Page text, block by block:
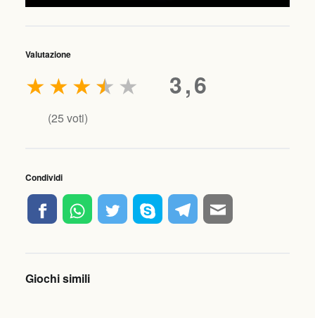
Valutazione
3,6
★
★
★
★
★
(25 voti)
Condividi
Giochi simili